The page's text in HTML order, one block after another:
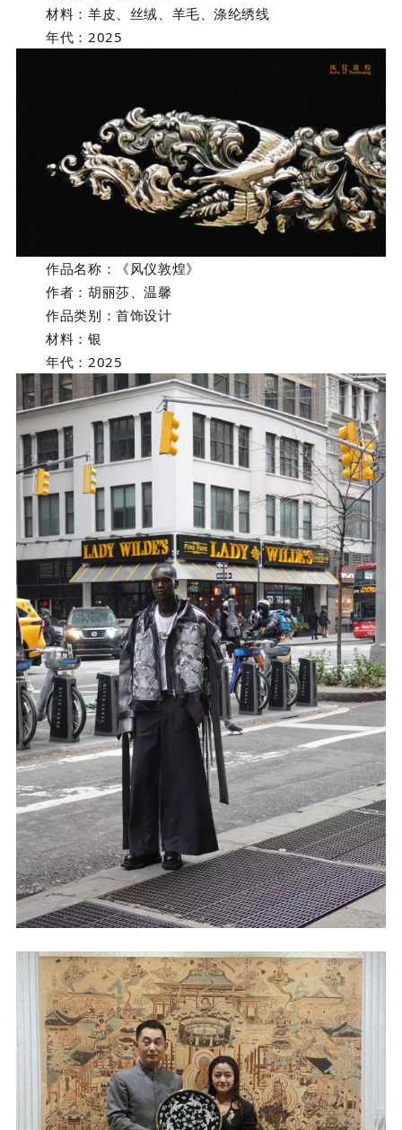
材料：羊皮、丝绒、羊毛、涤纶绣线
年代： 2025
作品名称：
《风仪敦煌》
作者：胡丽莎、温馨
作品类别：首饰设计
材料：银
年代： 2025